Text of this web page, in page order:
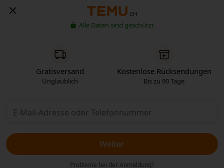
CH
Alle Daten sind geschützt
Gratisversand
Unglaublich
Kostenlose Rücksendungen
Bis zu 90 Tage
Weiter
Probleme bei der Anmeldung?